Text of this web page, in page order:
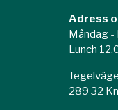
Adress
Måndag -
Lunch
289 32